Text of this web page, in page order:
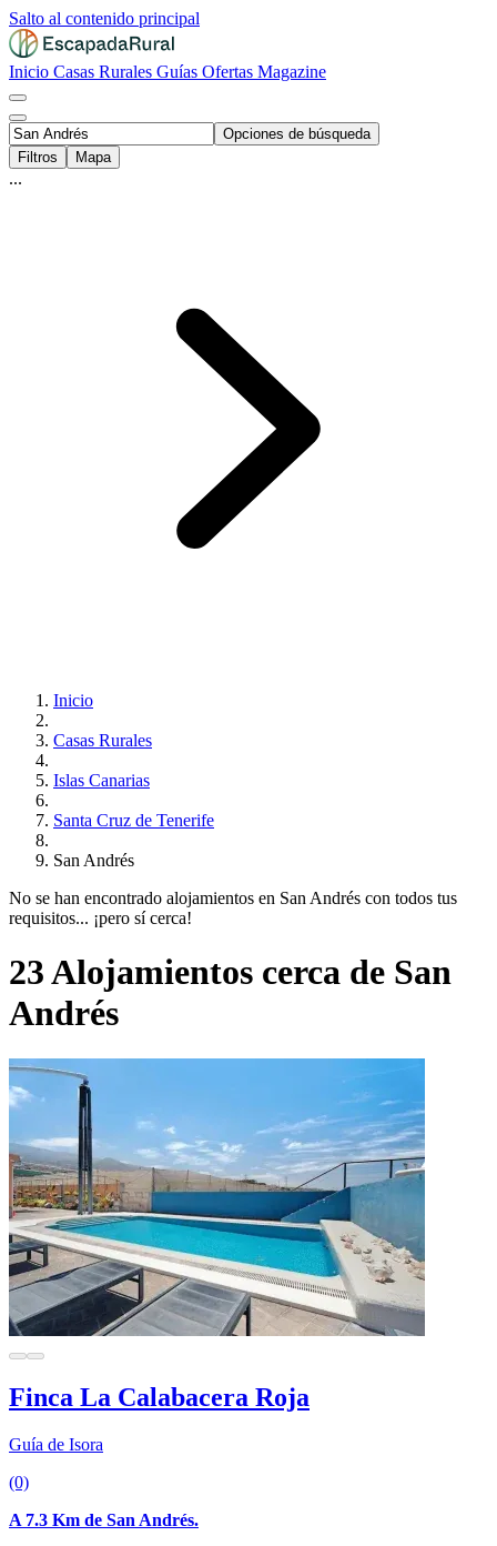
Salto al contenido principal
Inicio Casas Rurales Guías Ofertas Magazine
Opciones de búsqueda
Filtros
Mapa
...
Inicio
Casas Rurales
Islas Canarias
Santa Cruz de Tenerife
San Andrés
No se han encontrado alojamientos en San Andrés con todos tus
requisitos... ¡pero sí cerca!
23 Alojamientos cerca de San
Andrés
Finca La Calabacera Roja
Guía de Isora
(0)
A 7.3 Km de San Andrés.